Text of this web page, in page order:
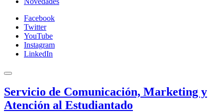
Facebook
Twitter
YouTube
Instagram
LinkedIn
Servicio de Comunicación, Marketing y
Atención al Estudiantado